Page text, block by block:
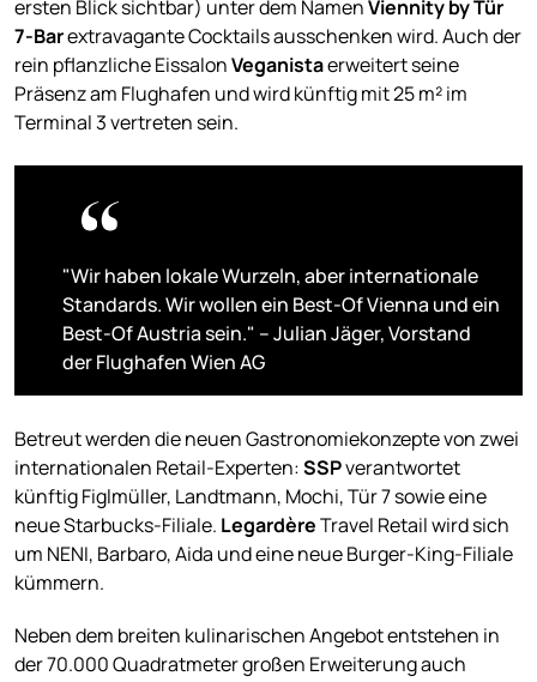
ersten Blick sichtbar) unter dem NamenViennity by Tür
7-Barextravagante Cocktails ausschenken wird. Auch der
rein pflanzliche EissalonVeganistaerweitert seine
Präsenz am Flughafen und wird künftig mit 25 m² im
Terminal 3 vertreten sein.
"Wir haben lokale Wurzeln, aber internationale
Standards. Wir wollen ein Best-Of Vienna und ein
Best-Of Austria sein." – Julian Jäger, Vorstand
der Flughafen Wien AG
Betreut werden die neuen Gastronomiekonzepte von zwei
internationalen Retail-Experten:SSPverantwortet
künftig Figlmüller, Landtmann, Mochi, Tür 7 sowie eine
neue Starbucks-Filiale. LegardèreTravel Retail wird sich
um NENI, Barbaro, Aida und eine neue Burger-King-Filiale
kümmern.
Neben dem breiten kulinarischen Angebot entstehen in
der 70.000 Quadratmeter großen Erweiterung auch